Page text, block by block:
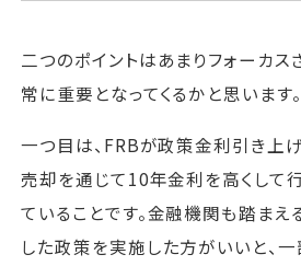
二つのポイントはあまりフォーカス
常に重要となってくるかと思います。
一つ目は、FRBが政策金利引き上
売却を通じて10年金利を高くして
ていることです。金融機関も踏まえ
した政策を実施した方がいいと、